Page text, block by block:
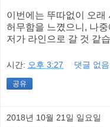
이번에는 뚜따없이 오래
허무함을 느꼈으니, 나
저가 라인으로 갈 것 같
시간: 오후 3:27 댓글 없
공유
2018년 10월 21일 일요일